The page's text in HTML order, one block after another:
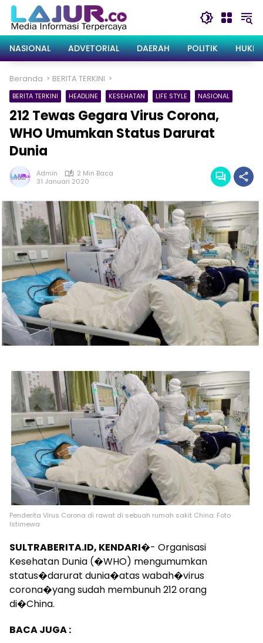
Langsung
konten
NASIONAL
ADVETORIAL DAERAH POLITIK
Beranda BERITA TERKINI
BERITA TERKINI HEADLINE KESEHATAN LIFE STYLE NASIONAL
212 Tewas Gegara Virus Corona,
WHO Umumkan Status Darurat
Dunia
Admin
2 Min Baca
31 Januari 2020
Penderita Virus Corona di rawat di sebuah rumah sakit China. Foto
Istimewa
SULTRABERITA.ID, KENDARI�- Organisasi
Kesehatan Dunia (�WHO) mengumumkan
status�darurat dunia�atas wabah�virus
corona�yang sudah membunuh 212 orang
di�China.
BACA JUGA :